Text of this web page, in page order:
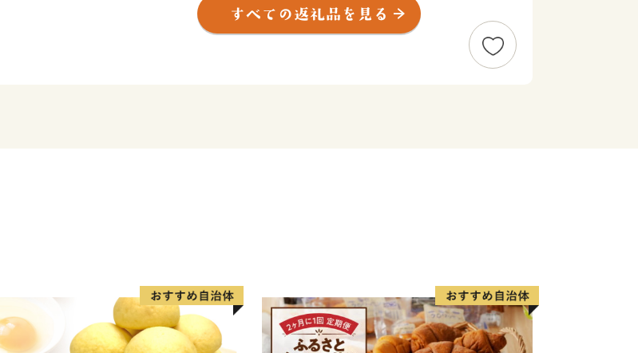
伊予市の中心地郡中（ぐんちゅう）は商人の町として栄え、大手の
鰹節企業の工場や、小さな乾物商店までそろう出汁文化のまちで
す。８月に開催される伊予彩（いよさい）まつりでは県下でも有数
の中、手作りの工芸品や加工食品が製造されており、職人たちが住
む「クラフト」のまちです。